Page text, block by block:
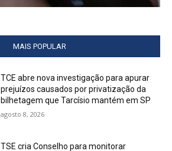
MAIS POPULAR
TCE abre nova investigação para apurar
prejuízos causados por privatização da
bilhetagem que Tarcísio mantém em SP
agosto 8, 2026
TSE cria Conselho para monitorar